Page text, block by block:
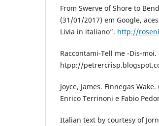
From Swerve of Shore to
(31/01/2017) em Google,
Livia in italiano”. http://
Raccontami-Tell me -Dis-moi.
htpp://
Joyce, James. Finnegas
Enrico Terrinoni e Fabio
Italian text by courtesy of